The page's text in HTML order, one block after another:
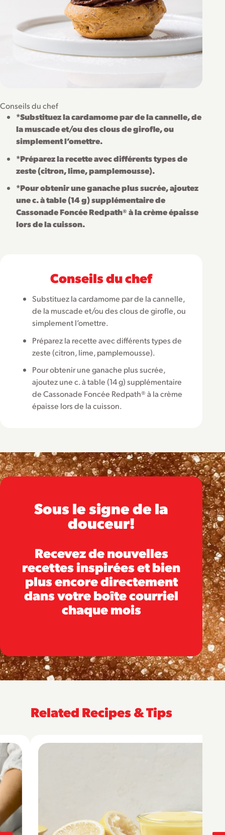
Conseils du chef
*Substituez la cardamome par de la cannelle, de
la muscade et/ou des clous de girofle, ou
simplement l’omettre.
*Préparez la recette avec différents types de
zeste (citron, lime, pamplemousse).
*Pour obtenir une ganache plus sucrée, ajoutez
une c. à table (14 g) supplémentaire de
Cassonade Foncée Redpath® à la crème épaisse
lors de la cuisson.
Conseils du chef
Substituez la cardamome par de la cannelle,
de la muscade et/ou des clous de girofle, ou
simplement l’omettre.
Préparez la recette avec différents types de
zeste (citron, lime, pamplemousse).
Pour obtenir une ganache plus sucrée,
ajoutez une c. à table (14 g) supplémentaire
de Cassonade Foncée Redpath® à la crème
épaisse lors de la cuisson.
Sous le signe de la
douceur!
Recevez de nouvelles
recettes inspirées et bien
plus encore directement
dans votre boîte courriel
chaque mois
Related Recipes & Tips